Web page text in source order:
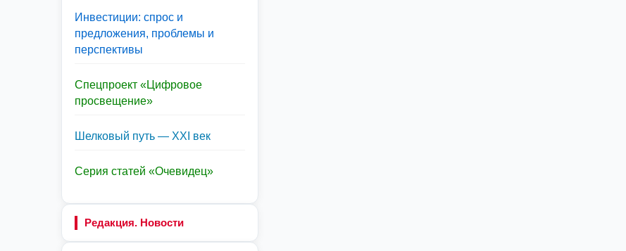
Инвестиции: спрос и
предложения, проблемы и
перспективы
Спецпроект «Цифровое
просвещение»
Шелковый путь — XXI век
Серия статей «Очевидец»
Редакция. Новости